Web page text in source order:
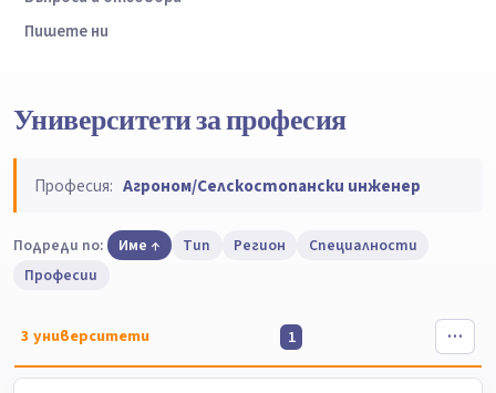
Пишете ни
Университети за професия
Професия: Агроном/Селскостопански инженер
Подреди по: Име Тип Регион
Специалности
Професии
3университети 1